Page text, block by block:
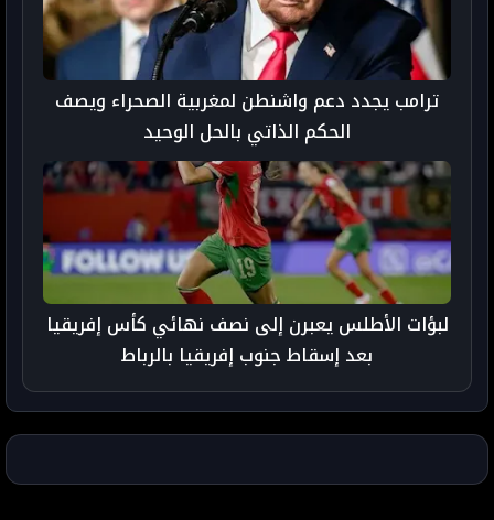
ترامب يجدد دعم واشنطن لمغربية الصحراء ويصف
الحكم الذاتي بالحل الوحيد
لبؤات الأطلس يعبرن إلى نصف نهائي كأس إفريقيا
بعد إسقاط جنوب إفريقيا بالرباط